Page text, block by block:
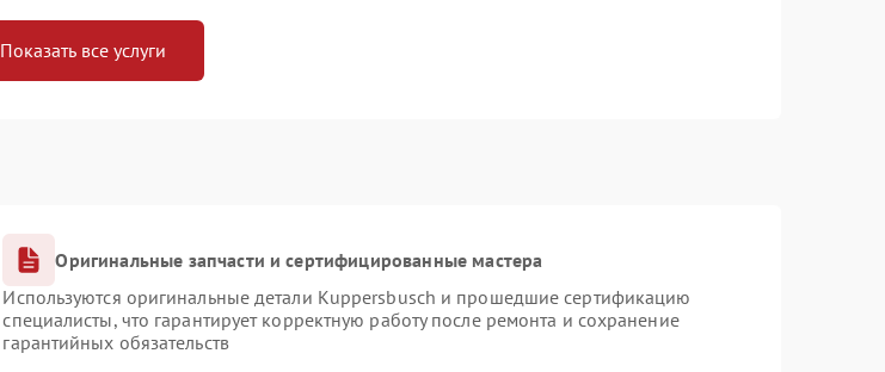
Показать все услуги
Оригинальные запчасти и сертифицированные мастера
Используются оригинальные детали Kuppersbusch и прошедшие сертификацию
специалисты, что гарантирует корректную работу после ремонта и сохранение
гарантийных обязательств